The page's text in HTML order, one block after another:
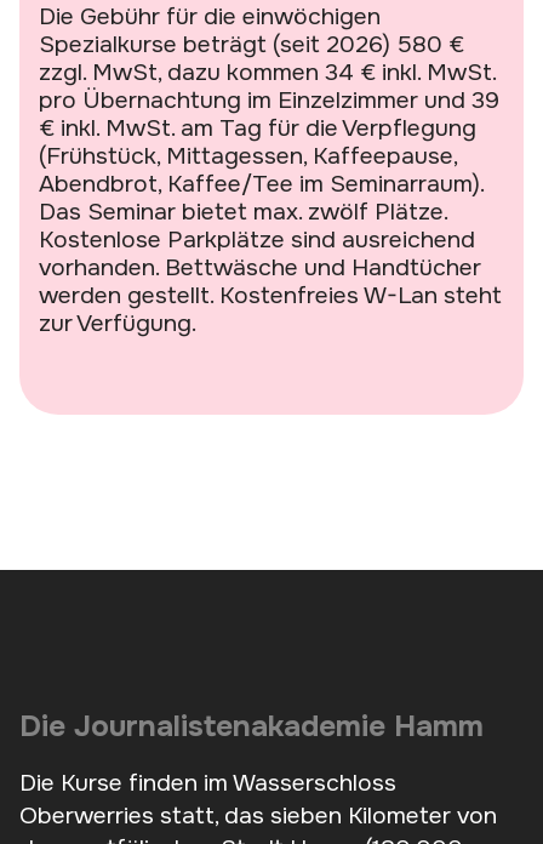
Die Gebühr für die einwöchigen
Spezialkurse beträgt (seit 2026) 580 €
zzgl. MwSt, dazu kommen 34 € inkl. MwSt.
pro Übernachtung im Einzelzimmer und 39
€ inkl. MwSt. am Tag für die Verpflegung
(Frühstück, Mittagessen, Kaffeepause,
Abendbrot, Kaffee/Tee im Seminarraum).
Das Seminar bietet max. zwölf Plätze.
Kostenlose Parkplätze sind ausreichend
vorhanden. Bettwäsche und Handtücher
werden gestellt. Kostenfreies W-Lan steht
zur Verfügung.
Die Journalistenakademie Hamm
Die Kurse finden im Wasserschloss
Oberwerries statt, das sieben Kilometer von